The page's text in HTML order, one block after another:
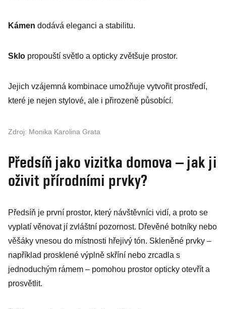
Kámen dodává eleganci a stabilitu.
Sklo propouští světlo a opticky zvětšuje prostor.
Jejich vzájemná kombinace umožňuje vytvořit prostředí,
které je nejen stylové, ale i přirozeně působící.
Zdroj: Monika Karolina Grata
Předsíň jako vizitka domova – jak ji
oživit přírodními prvky?
Předsíň je první prostor, který návštěvníci vidí, a proto se
vyplatí věnovat jí zvláštní pozornost. Dřevěné botníky nebo
věšáky vnesou do místnosti hřejivý tón. Skleněné prvky –
například prosklené výplně skříní nebo zrcadla s
jednoduchým rámem – pomohou prostor opticky otevřít a
prosvětlit.